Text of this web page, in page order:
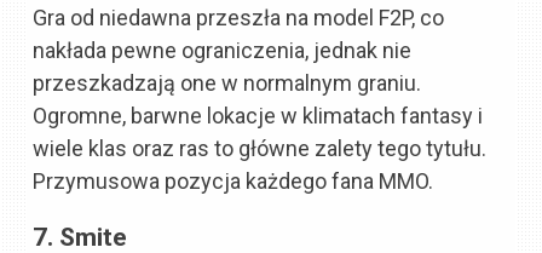
Gra od niedawna przeszła na model F2P, co
nakłada pewne ograniczenia, jednak nie
przeszkadzają one w normalnym graniu.
Ogromne, barwne lokacje w klimatach fantasy i
wiele klas oraz ras to główne zalety tego tytułu.
Przymusowa pozycja każdego fana MMO.
7. Smite